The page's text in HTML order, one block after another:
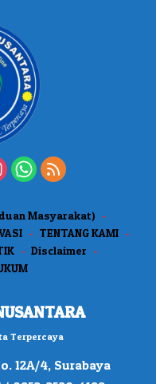
Masyarakat)
TENTANG KAMI
Disclaimer
Terpercaya
12A/4, Surabaya